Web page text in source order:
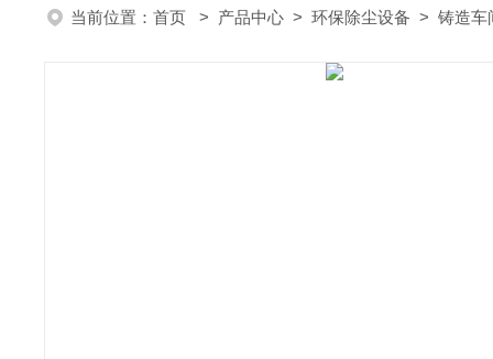
当前位置： 首页 > 产品中心 > 环保除尘设备 > 铸造车